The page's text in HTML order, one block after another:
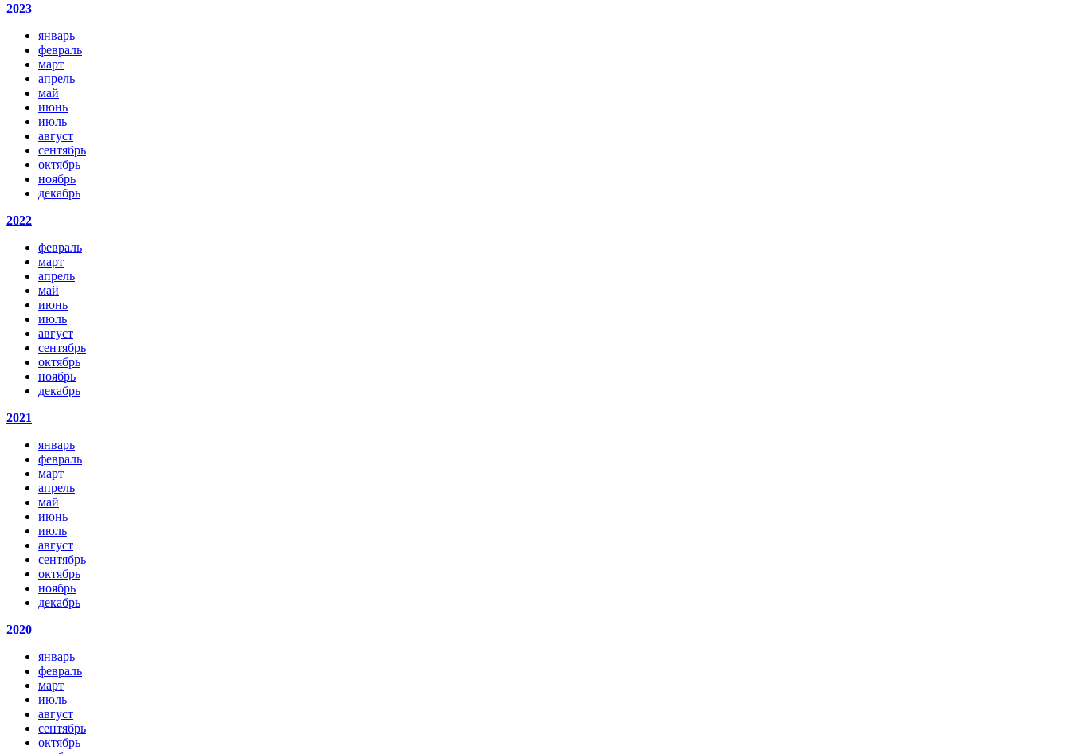
2023
январь
февраль
март
апрель
май
июнь
июль
август
сентябрь
октябрь
ноябрь
декабрь
2022
февраль
март
апрель
май
июнь
июль
август
сентябрь
октябрь
ноябрь
декабрь
2021
январь
февраль
март
апрель
май
июнь
июль
август
сентябрь
октябрь
ноябрь
декабрь
2020
январь
февраль
март
июль
август
сентябрь
октябрь